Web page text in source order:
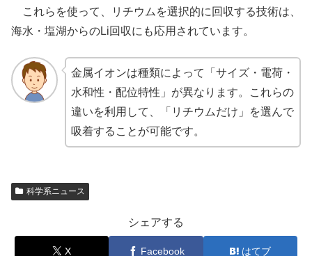
これらを使って、リチウムを選択的に回収する技術は、
海水・塩湖からのLi回収にも応用されています。
金属イオンは種類によって「サイズ・電荷・
水和性・配位特性」が異なります。これらの
違いを利用して、「リチウムだけ」を選んで
吸着することが可能です。
科学系ニュース
シェアする
X Facebook はてブ